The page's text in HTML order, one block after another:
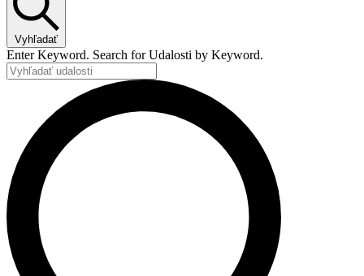
Vyhľadať
Enter Keyword. Search for Udalosti by Keyword.